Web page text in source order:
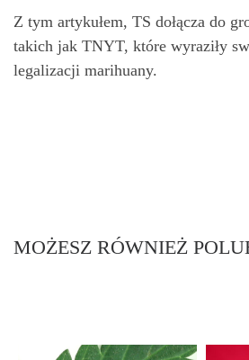
Z tym artykułem, TS dołącza do
takich jak TNYT, które wyraziły
legalizacji marihuany.
MOŻESZ RÓWNIEŻ